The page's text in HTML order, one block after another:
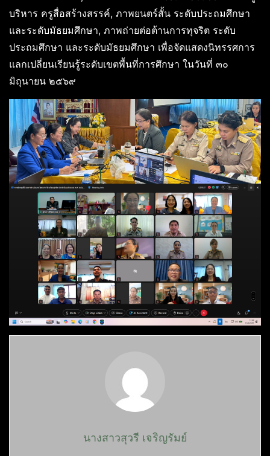
บริหาร ครูสื่อสร้างสรรค์, ภาพยนตร์สั้น ระดับประถมศึกษา
และระดับมัธยมศึกษา, ภาพถ่ายต่อต้านการทุจริต ระดับ
ประถมศึกษา และระดับมัธยมศึกษา เพื่อจัดแสดงนิทรรศการ
แลกเปลี่ยนเรียนรู้ระดับเขตพื้นที่การศึกษา ในวันที่ ๓๐
มิถุนายน ๒๕๖๙
นางสาวสุวรี เจริญรัมย์